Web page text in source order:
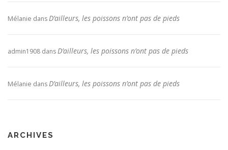
Mélanie dansD’ailleurs, les poissons n’ont pas de pieds
admin1908 dansD’ailleurs, les poissons n’ont pas de pieds
Mélanie dansD’ailleurs, les poissons n’ont pas de pieds
ARCHIVES